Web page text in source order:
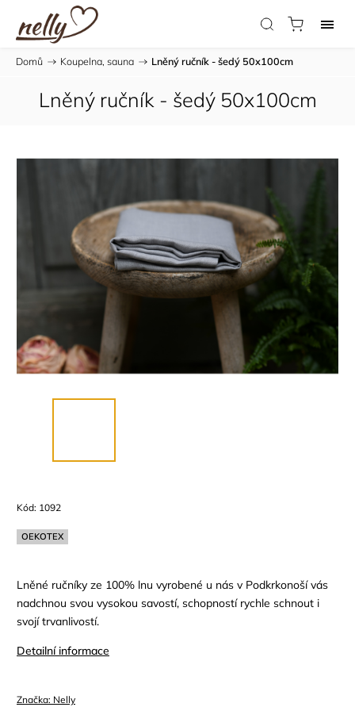
Domů / Koupelna, sauna / Lněný ručník - šedý 50x100cm
Lněný ručník - šedý 50x100cm
Kód: 1092
OEKOTEX
Lněné ručníky ze 100% lnu vyrobené u nás v Podkrkonoší vás
nadchnou svou vysokou savostí, schopností rychle schnout i
svojí trvanlivostí.
Detailní informace
Značka: Nelly